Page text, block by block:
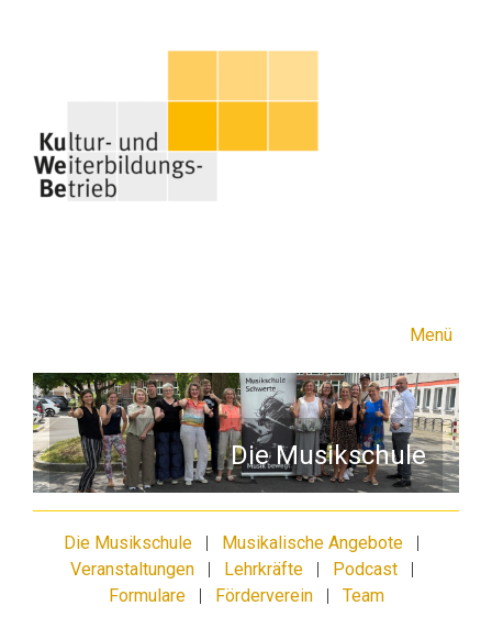
Menü
Die Musikschule
Die Musikschule | Musikalische Angebote |
Veranstaltungen| Lehrkräfte| Podcast|
Formulare| Förderverein| Team